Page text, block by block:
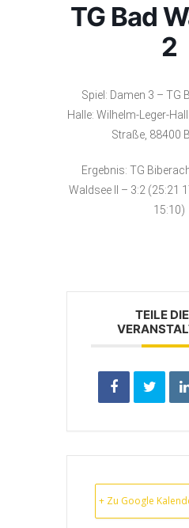
TG Bad
2
Spiel: Damen 3 – TG
Halle: Wilhelm-Leger-
Straße, 88400
Ergebnis: TG
Waldsee II – 3:2 (25:21
15:10)
TEILE
+ Zu Google